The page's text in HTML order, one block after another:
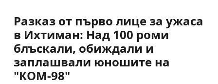
Разказ от първо лице за ужаса
в Ихтиман: Над 100 роми
блъскали, обиждали и
заплашвали юношите на
"КОМ-98"